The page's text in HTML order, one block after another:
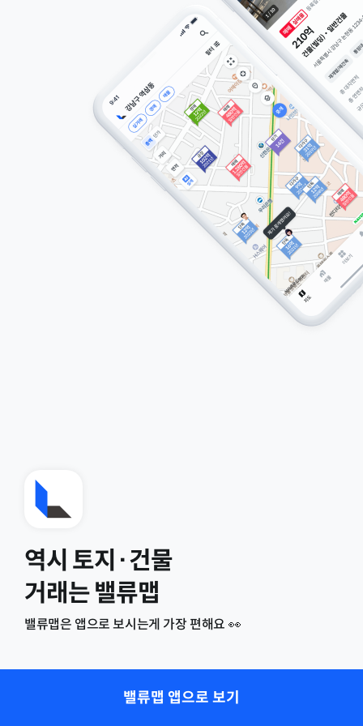
역시 토지·건물
거래는 밸류맵
밸류맵은 앱으로 보시는게 가장 편해요 👀
밸류맵 앱으로 보기